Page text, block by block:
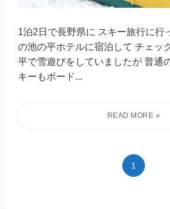
1泊2日で長野県に スキー旅行に行
の池の平ホテルに宿泊して チェッ
平で雪遊びをしていましたが 普通
キーもボード...
1